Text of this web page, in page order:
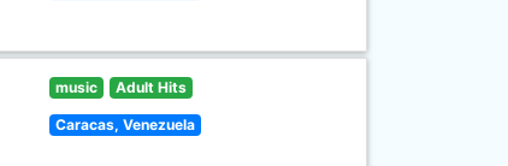
music Adult Hits
Caracas, Venezuela